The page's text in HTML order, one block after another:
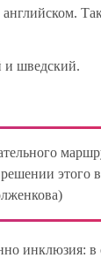
Так
и шведский.
этого
инклюзия: